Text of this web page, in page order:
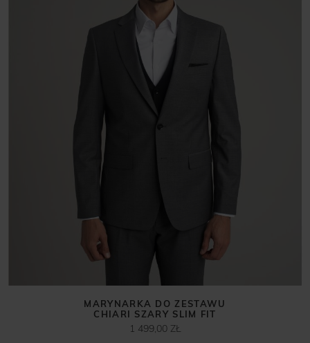
MARYNARKA DO ZESTAWU
CHIARI SZARY SLIM FIT
1 499,00 ZŁ